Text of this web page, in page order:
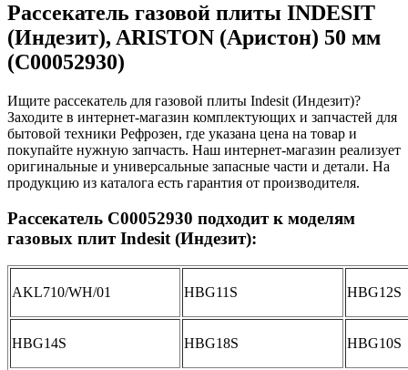
Рассекатель газовой плиты INDESIT
(Индезит), ARISTON (Аристон) 50 мм
(C00052930)
Ищите рассекатель для газовой плиты Indesit (Индезит)?
Заходите в интернет-магазин комплектующих и запчастей для
бытовой техники Рефрозен, где указана цена на товар и
покупайте нужную запчасть. Наш интернет-магазин реализует
оригинальные и универсальные запасные части и детали. На
продукцию из каталога есть гарантия от производителя.
Рассекатель C00052930 подходит к моделям
газовых плит Indesit (Индезит):
AKL710/WH/01 HBG11S HBG12S
HBG14S HBG18S HBG10S